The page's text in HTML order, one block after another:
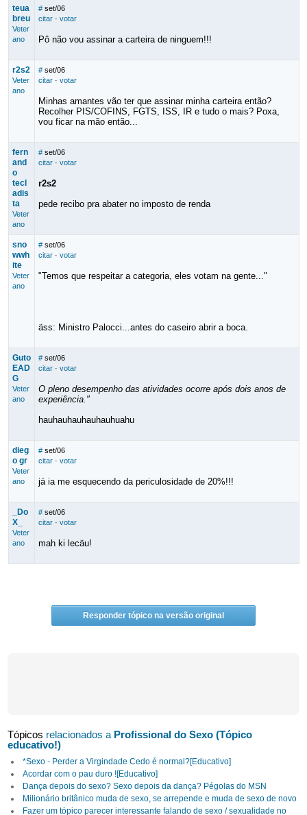
teua
breu
Veter
ano
# set/06
citar· votar
Pô não vou assinar a carteira de ninguem!!!
r2s2
Veter
ano
# set/06
citar· votar
Minhas amantes vão ter que assinar minha carteira então?
Recolher PIS/COFINS, FGTS, ISS, IR e tudo o mais? Poxa,
vou ficar na mão então...
fern
and
o
tecl
adis
ta
Veter
ano
# set/06
citar· votar
r2s2
pede recibo pra abater no imposto de renda
sno
wwh
ite
Veter
ano
# set/06
citar· votar
"Temos que respeitar a categoria, eles votam na gente..."
äss: Ministro Palocci...antes do caseiro abrir a boca.
Guto
EAD
G
Veter
ano
# set/06
citar· votar
O pleno desempenho das atividades ocorre após dois anos de
experiência."
hauhauhauhauhauhuahu
dieg
o gr
Veter
ano
# set/06
citar· votar
já ia me esquecendo da periculosidade de 20%!!!
_Do
X_
Veter
ano
# set/06
citar· votar
mah ki lecäu!
Responder tópico na versão original
Tópicos relacionados a Profissional do Sexo (Tópico
educativo!)
*Sexo - Perder a Virgindade Cedo é normal?[Educativo]
Acordar com o pau duro ![Educativo]
Dança depois do sexo? Sexo depois da dança? Pégolas do MSN
Milionário britânico muda de sexo, se arrepende e muda de sexo de novo
Fazer um tópico parecer interessante falando de sexo / sexualidade no